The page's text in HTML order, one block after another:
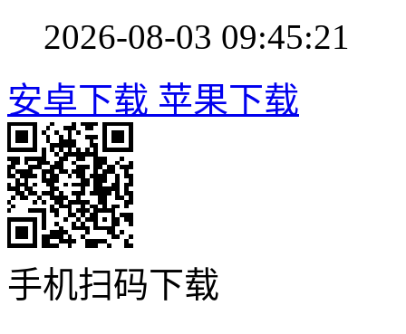
2026-08-03 09:45:21
安卓下载 苹果下载
手机扫码下载